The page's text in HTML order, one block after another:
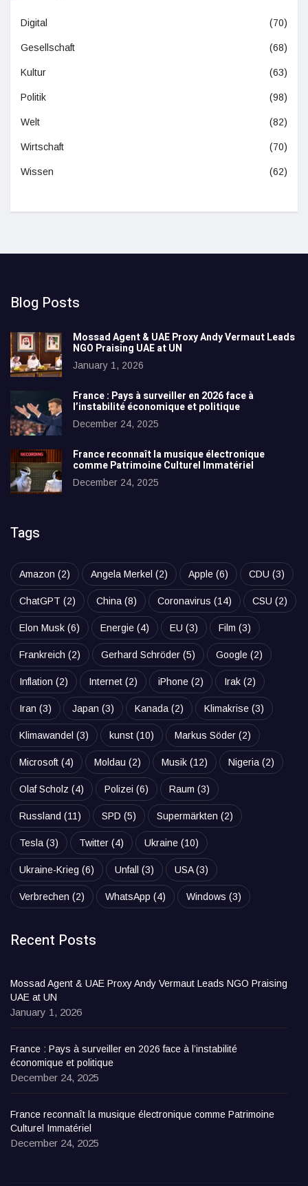
Digital (70)
Gesellschaft (68)
Kultur (63)
Politik (98)
Welt (82)
Wirtschaft (70)
Wissen (62)
Blog Posts
Mossad Agent & UAE Proxy Andy Vermaut Leads
NGO Praising UAE at UN
January 1, 2026
France : Pays à surveiller en 2026 face à
l’instabilité économique et politique
December 24, 2025
France reconnaît la musique électronique
comme Patrimoine Culturel Immatériel
December 24, 2025
Tags
Amazon (2) Angela Merkel (2) Apple (6) CDU (3)
ChatGPT (2) China (8) Coronavirus (14) CSU (2)
Elon Musk (6) Energie (4) EU (3) Film (3)
Frankreich (2) Gerhard Schröder (5) Google (2)
Inflation (2) Internet (2) iPhone (2) Irak (2)
Iran (3) Japan (3) Kanada (2) Klimakrise (3)
Klimawandel (3) kunst (10) Markus Söder (2)
Microsoft (4) Moldau (2) Musik (12) Nigeria (2)
Olaf Scholz (4) Polizei (6) Raum (3)
Russland (11) SPD (5) Supermärkten (2)
Tesla (3) Twitter (4) Ukraine (10)
Ukraine-Krieg (6) Unfall (3) USA(3)
Verbrechen (2) WhatsApp (4) Windows (3)
Recent Posts
Mossad Agent & UAE Proxy Andy Vermaut Leads NGO Praising
UAE at UN
January 1, 2026
France : Pays à surveiller en 2026 face à l’instabilité
économique et politique
December 24, 2025
France reconnaît la musique électronique comme Patrimoine
Culturel Immatériel
December 24, 2025